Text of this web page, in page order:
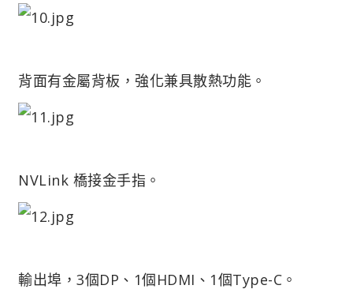
背面有金屬背板，強化兼具散熱功能。
NVLink 橋接金手指。
輸出埠，3個DP、1個HDMI、1個Type-C。